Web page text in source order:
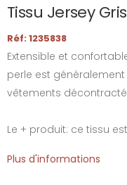
Tissu Jersey
Réf: 1235838
Extensible et
perle est
vêtements
Le + produit: ce tissu
Plus d'informations